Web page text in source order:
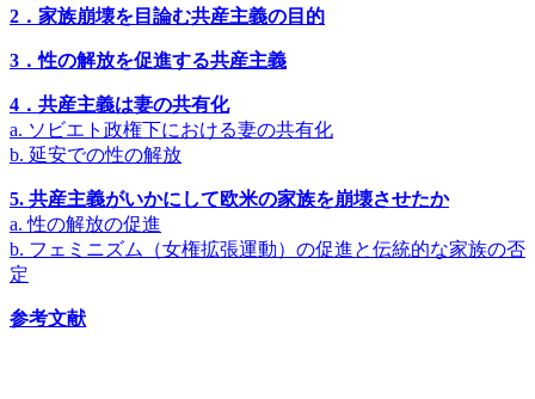
2．家族崩壊を目論む共産主義の目的
3．性の解放を促進する共産主義
4．共産主義は妻の共有化
a. ソビエト政権下における妻の共有化
b. 延安での性の解放
5. 共産主義がいかにして欧米の家族を崩壊させたか
a. 性の解放の促進
b. フェミニズム（女権拡張運動）の促進と伝統的な家族の否
定
参考文献